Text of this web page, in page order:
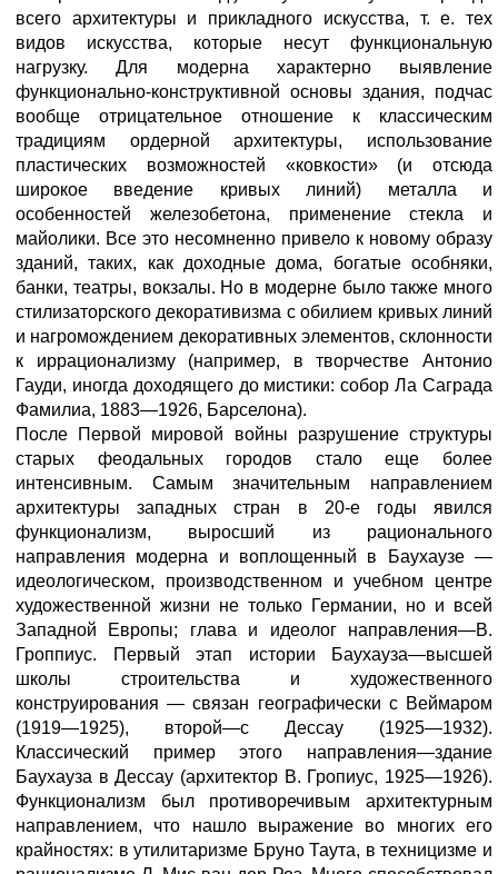
всего архитектуры и прикладного искусства, т. е. тех
видов искусства, которые несут функциональную
нагрузку. Для модерна характерно выявление
функционально-конструктивной основы здания, подчас
вообще отрицательное отношение к классическим
традициям ордерной архитектуры, использование
пластических возможностей «ковкости» (и отсюда
широкое введение кривых линий) металла и
особенностей железобетона, применение стекла и
майолики. Все это несомненно привело к новому образу
зданий, таких, как доходные дома, богатые особняки,
банки, театры, вокзалы. Но в модерне было также много
стилизаторского декоративизма с обилием кривых линий
и нагромождением декоративных элементов, склонности
к иррационализму (например, в творчестве Антонио
Гауди, иногда доходящего до мистики: собор Ла Саграда
Фамилиа, 1883—1926, Барселона).
После Первой мировой войны разрушение структуры
старых феодальных городов стало еще более
интенсивным. Самым значительным направлением
архитектуры западных стран в 20-е годы явился
функционализм, выросший из рационального
направления модерна и воплощенный в Баухаузе —
идеологическом, производственном и учебном центре
художественной жизни не только Германии, но и всей
Западной Европы; глава и идеолог направления—В.
Гроппиус. Первый этап истории Баухауза—высшей
школы строительства и художественного
конструирования — связан географически с Веймаром
(1919—1925), второй—с Дессау (1925—1932).
Классический пример этого направления—здание
Баухауза в Дессау (архитектор В. Гропиус, 1925—1926).
Функционализм был противоречивым архитектурным
направлением, что нашло выражение во многих его
крайностях: в утилитаризме Бруно Таута, в техницизме и